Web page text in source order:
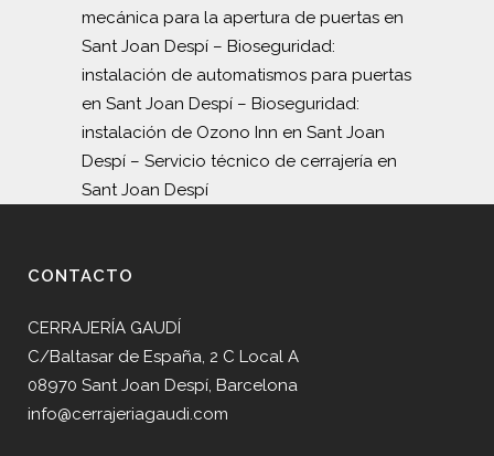
mecánica para la apertura de puertas en
Sant Joan Despí – Bioseguridad:
instalación de automatismos para puertas
en Sant Joan Despí – Bioseguridad:
instalación de Ozono Inn en Sant Joan
Despí – Servicio técnico de cerrajería en
Sant Joan Despí
CONTACTO
CERRAJERÍA GAUDÍ
C/Baltasar de España, 2 C Local A
08970 Sant Joan Despí, Barcelona
info@cerrajeriagaudi.com